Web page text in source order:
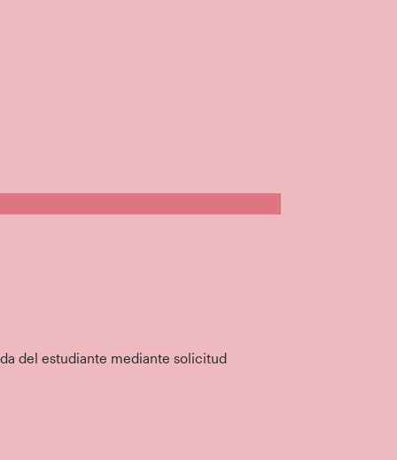
del estudiante mediante solicitud